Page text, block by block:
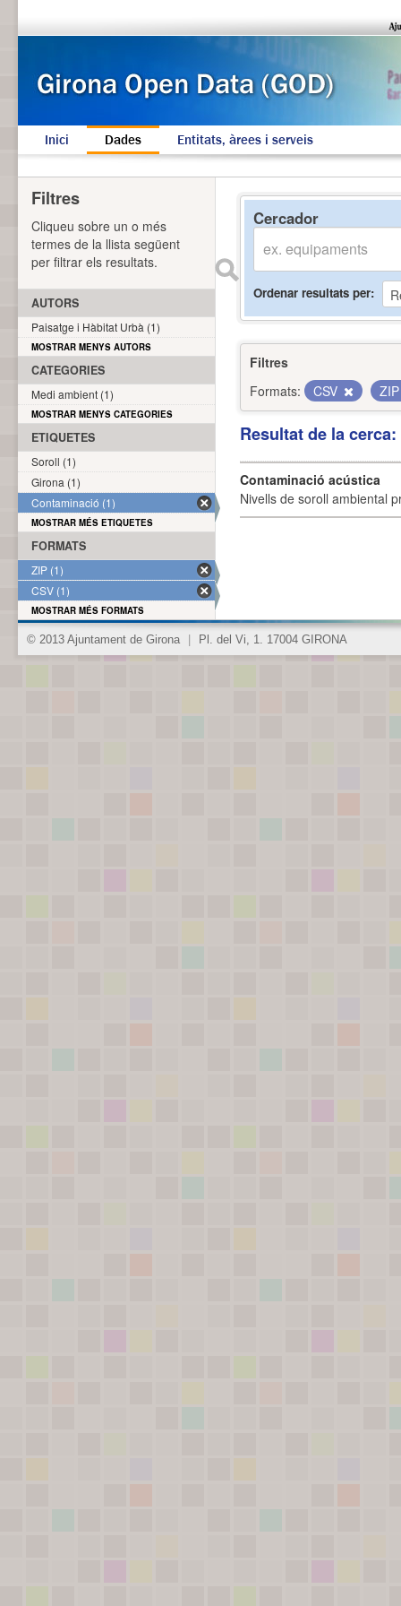
Inici Dades Entitats, àrees i serveis
Cercador
Ordenar resultats per
Filtres
Formats:
CSV
Resultat de la
Contaminació acústica
Nivells de soroll ambiental
Filtres
Cliqueu sobre un o més
termes de la llista següent
per filtrar els resultats.
AUTORS
Paisatge i Hàbitat Urbà (1)
MOSTRAR MENYS AUTORS
CATEGORIES
Medi ambient (1)
MOSTRAR MENYS CATEGORIES
ETIQUETES
Soroll (1)
Girona (1)
Contaminació (1)
MOSTRAR MÉS ETIQUETES
FORMATS
ZIP (1)
CSV (1)
MOSTRAR MÉS FORMATS
© 2013 Ajuntament de Girona Pl. del Vi, 1. 17004 GIRONA